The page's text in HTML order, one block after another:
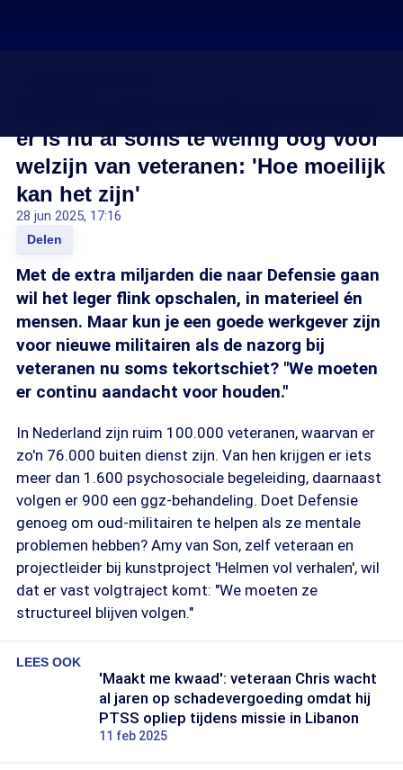
er is nu al soms te weinig oog voor
welzijn van veteranen: 'Hoe moeilijk
kan het zijn'
28 jun 2025, 17:16
Delen
Met de extra miljarden die naar Defensie gaan
wil het leger flink opschalen, in materieel én
mensen. Maar kun je een goede werkgever zijn
voor nieuwe militairen als de nazorg bij
veteranen nu soms tekortschiet? "We moeten
er continu aandacht voor houden."
In Nederland zijn ruim 100.000 veteranen, waarvan er
zo'n 76.000 buiten dienst zijn. Van hen krijgen er iets
meer dan 1.600 psychosociale begeleiding, daarnaast
volgen er 900 een ggz-behandeling. Doet Defensie
genoeg om oud-militairen te helpen als ze mentale
problemen hebben? Amy van Son, zelf veteraan en
projectleider bij kunstproject 'Helmen vol verhalen', wil
dat er vast volgtraject komt: "We moeten ze
structureel blijven volgen."
LEES OOK
'Maakt me kwaad': veteraan Chris wacht
al jaren op schadevergoeding omdat hij
PTSS opliep tijdens missie in Libanon
11 feb 2025